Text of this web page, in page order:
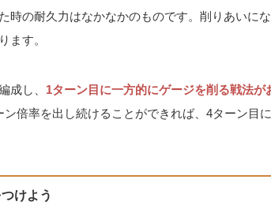
時の耐久力はなかなかのものです。削りあいに
ます。
成し、 1ターン目に一方的にゲージを削る戦法が
ン倍率を出し続けることができれば、4ターン目
けよう